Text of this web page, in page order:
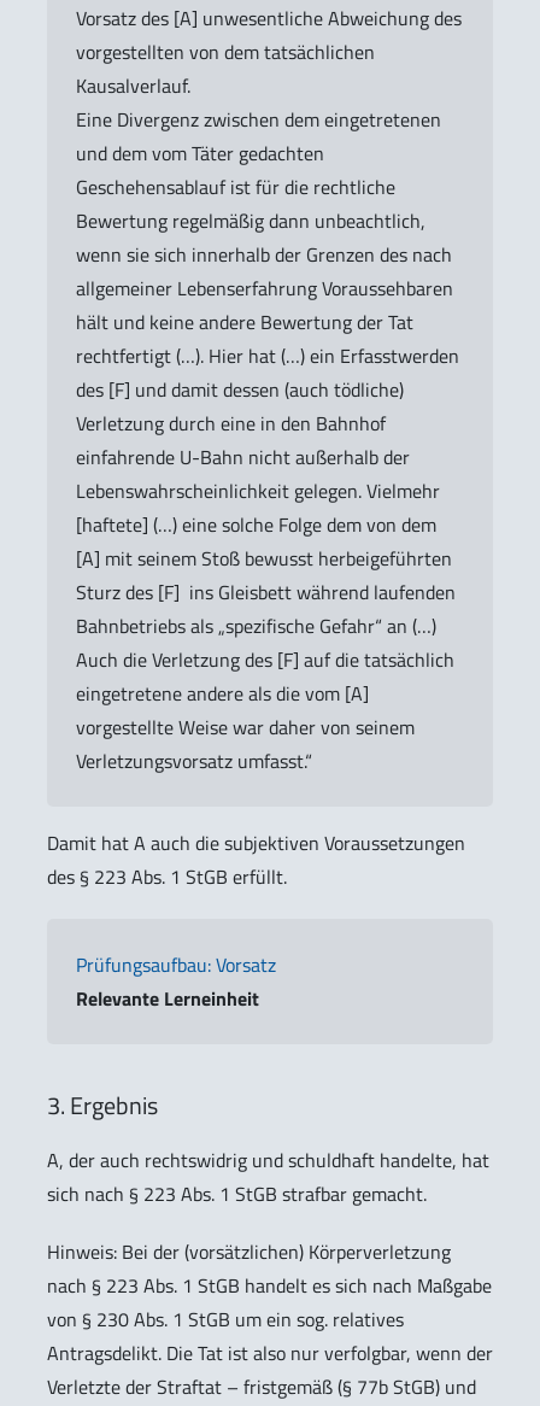
Vorsatz des [A] unwesentliche Abweichung des
vorgestellten von dem tatsächlichen
Kausalverlauf.
Eine Divergenz zwischen dem eingetretenen
und dem vom Täter gedachten
Geschehensablauf ist für die rechtliche
Bewertung regelmäßig dann unbeachtlich,
wenn sie sich innerhalb der Grenzen des nach
allgemeiner Lebenserfahrung Voraussehbaren
hält und keine andere Bewertung der Tat
rechtfertigt (…). Hier hat (…) ein Erfasstwerden
des [F] und damit dessen (auch tödliche)
Verletzung durch eine in den Bahnhof
einfahrende U-Bahn nicht außerhalb der
Lebenswahrscheinlichkeit gelegen. Vielmehr
[haftete] (…) eine solche Folge dem von dem
[A] mit seinem Stoß bewusst herbeigeführten
Sturz des [F] ins Gleisbett während laufenden
Bahnbetriebs als „spezifische Gefahr“ an (…)
Auch die Verletzung des [F] auf die tatsächlich
eingetretene andere als die vom [A]
vorgestellte Weise war daher von seinem
Verletzungsvorsatz umfasst.“
Damit hat A auch die subjektiven Voraussetzungen
des § 223 Abs. 1 StGB erfüllt.
Prüfungsaufbau: Vorsatz
Relevante Lerneinheit
3. Ergebnis
A, der auch rechtswidrig und schuldhaft handelte, hat
sich nach § 223 Abs. 1 StGB strafbar gemacht.
Hinweis: Bei der (vorsätzlichen) Körperverletzung
nach § 223 Abs. 1 StGB handelt es sich nach Maßgabe
von § 230 Abs. 1 StGB um ein sog. relatives
Antragsdelikt. Die Tat ist also nur verfolgbar, wenn der
Verletzte der Straftat – fristgemäß (§ 77b StGB) und